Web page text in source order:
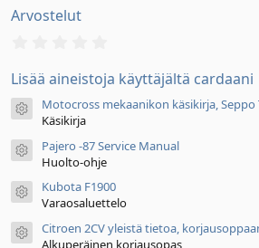
Arvostelut
0
ä
e
Lisää aineistoja käyttäjältä cardaani
Aineiston kuvake
Motocross mekaanikon käsikirja,
Käsikirja
Aineiston kuvake
Pajero -87 Service Manual
Huolto-ohje
Aineiston kuvake
Kubota F1900
Varaosaluettelo
Aineiston kuvake
Citroen 2CV yleistä tietoa,
Alkuperäinen korjausopas